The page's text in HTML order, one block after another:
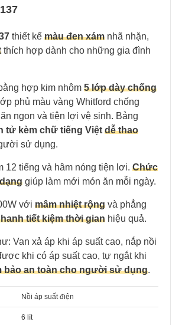
thiết kế màu đen xám nhã nhặn,
thích hợp dành cho những gia đình
hợp kim nhôm 5 lớp dày chống
phủ màu vàng Whitford chống
ngon và tiện lợi vệ sinh. Bảng
tử kèm chữ tiếng Việt dễ thao
sử dụng.
12 tiếng và hâm nóng tiện lơi. Chức
giúp làm mới món ăn mỗi ngày.
với mâm nhiệt rộng và phẳng
tiết kiệm thời gian hiệu quả.
Van xả áp khi áp suất cao, nắp nồi
khi có áp suất cao, tự ngắt khi
bảo an toàn cho người sử dụng.
Nồi áp suất điện
6 lít